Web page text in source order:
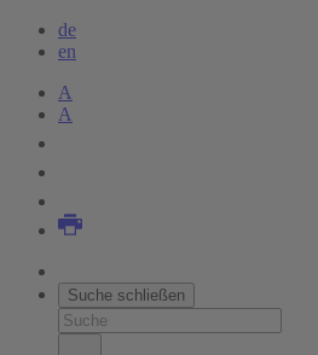
de
en
A
A
Suche schließen